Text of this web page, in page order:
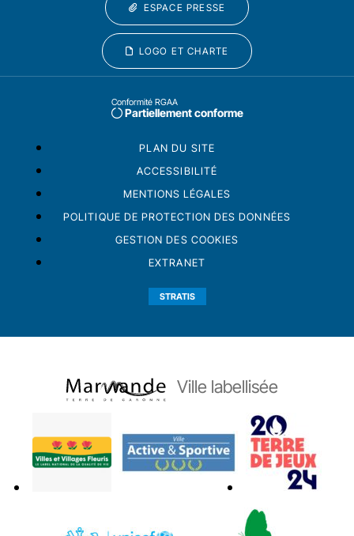
ESPACE PRESSE
LOGO ET CHARTE
Conformité RGAA
Partiellement conforme
PLAN DU SITE
ACCESSIBILITÉ
MENTIONS LÉGALES
POLITIQUE DE PROTECTION DES DONNÉES
GESTION DES COOKIES
EXTRANET
STRATIS
Ville labellisée